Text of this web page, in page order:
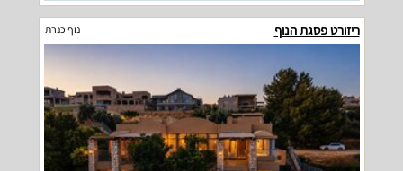
ריזורט פסגת הנוף נוף כנרת